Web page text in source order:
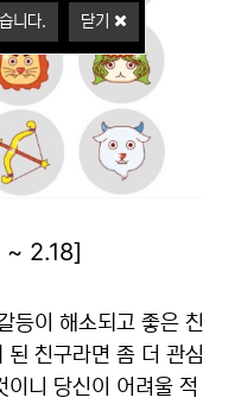
니다. 닫기
~ 2.18]
등이 해소되고 좋은 친
친구라면 좀 더 관심
니 당신이 어려울 적